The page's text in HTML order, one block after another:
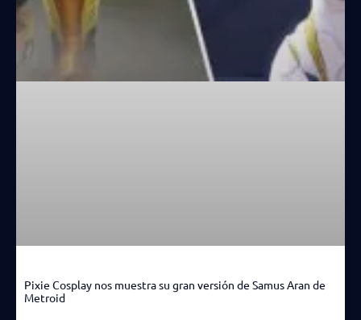
Pixie Cosplay nos muestra su gran versión de Samus Aran de
Metroid